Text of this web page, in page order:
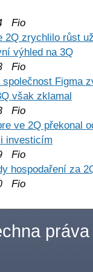
Fio
2Q zrychlilo růst
výhled na 3Q
Fio
společnost Figma
však zklamal
Fio
ve 2Q překonal
investicím
Fio
hospodaření za
Fio
práva